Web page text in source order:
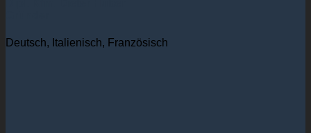
Deutsch, Italienisch, Französisch